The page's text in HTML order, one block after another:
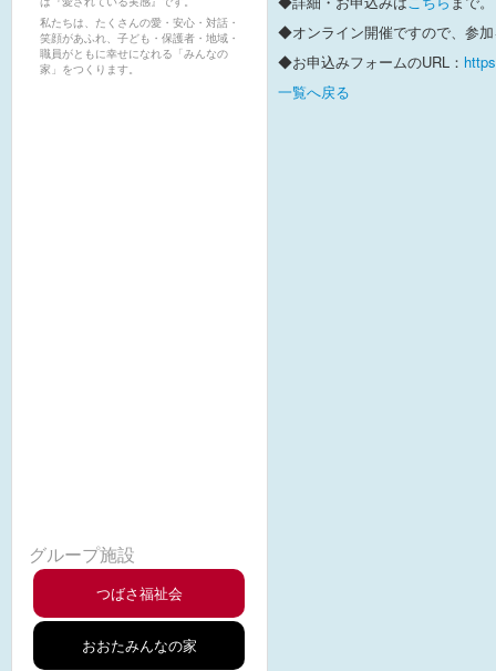
私たちは、たくさんの愛・安心・対話・
笑顔があふれ、子ども・保護者・地域・
職員がともに幸せになれる「みんなの
家」をつくります。
グループ施設
つばさ福祉会
おおたみんなの家
◆オンライン開催ですので、参
◆お申込みフォームのURL：
一覧へ戻る